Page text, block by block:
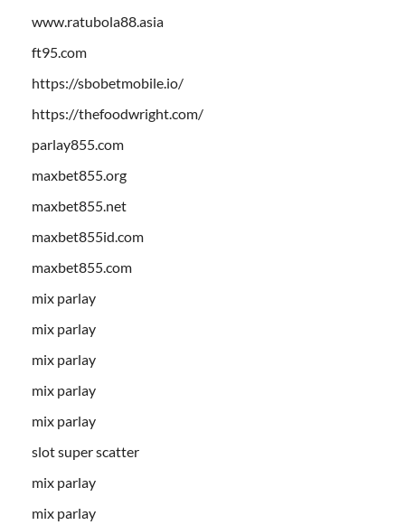
www.ratubola88.asia
ft95.com
https://sbobetmobile.io/
https://thefoodwright.com/
parlay855.com
maxbet855.org
maxbet855.net
maxbet855id.com
maxbet855.com
mix parlay
mix parlay
mix parlay
mix parlay
mix parlay
slot super scatter
mix parlay
mix parlay